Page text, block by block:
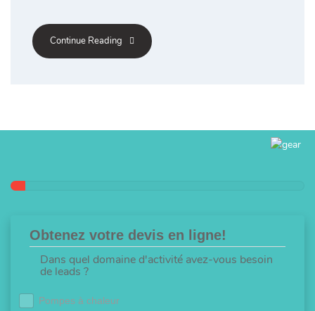
Continue Reading
Obtenez votre devis en ligne!
Dans quel domaine d'activité avez-vous besoin
de leads ?
Pompes à chaleur